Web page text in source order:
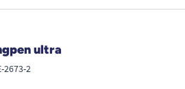
ultra
2673-2